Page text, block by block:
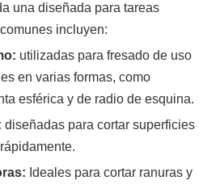
una diseñada para tareas
incluyen:
utilizadas para fresado de uso
en varias formas, como
esférica y de radio de esquina.
diseñadas para cortar superficies
Ideales para cortar ranuras y